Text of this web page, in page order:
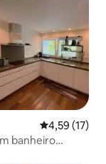
4,59 de uma
4,59 (17)
banheiro